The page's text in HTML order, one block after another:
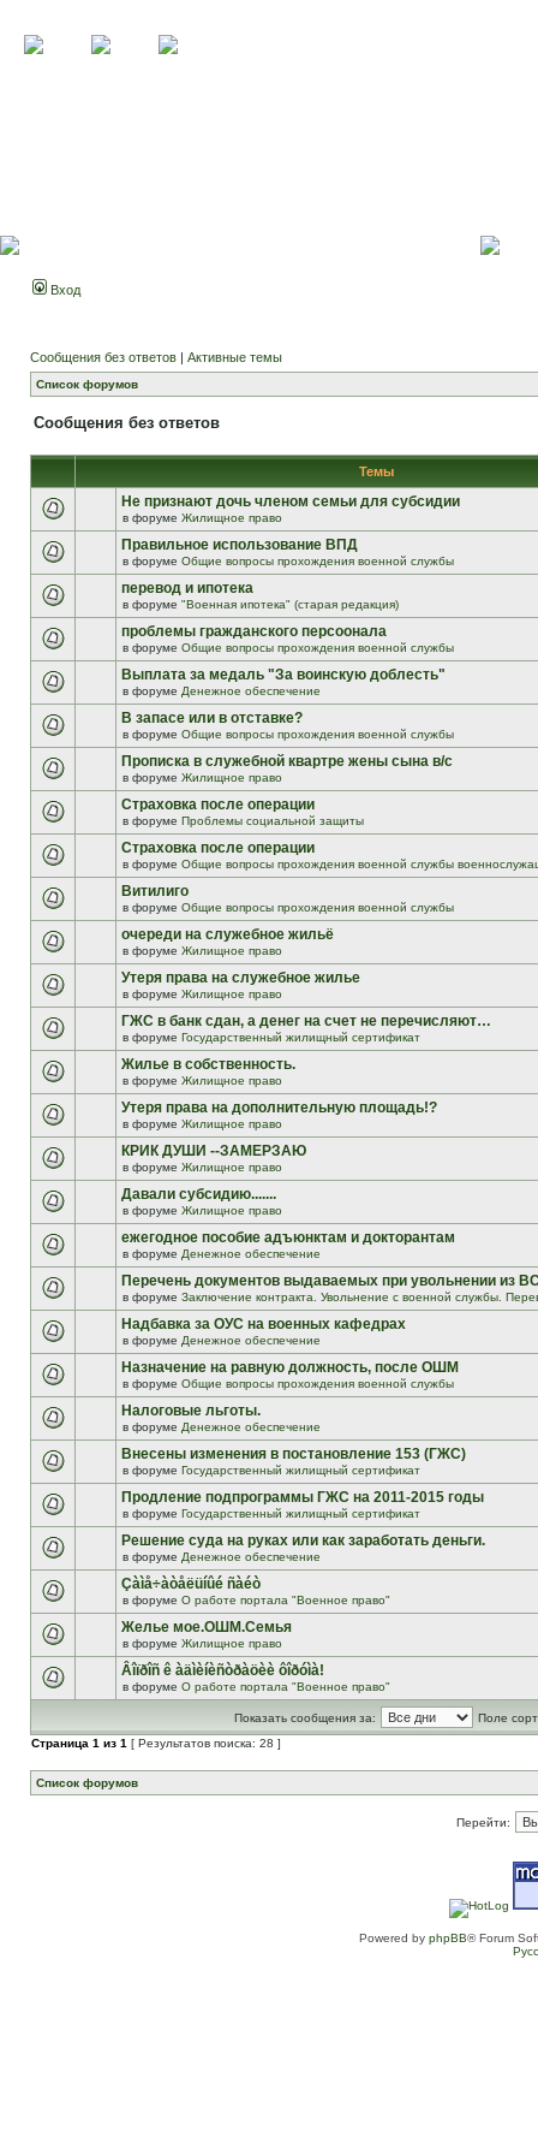
Вход
Сообщения без ответов | Активные темы
Список форумов
Сообщения без ответов
Темы
Не признают дочь членом семьи для субсидии
в форуме Жилищное право
Правильное использование ВПД
в форуме Общие вопросы прохождения военной службы
перевод и ипотека
в форуме "Военная ипотека" (старая редакция)
проблемы гражданского персоонала
в форуме Общие вопросы прохождения военной службы
Выплата за медаль "За воинскую доблесть"
в форуме Денежное обеспечение
В запасе или в отставке?
в форуме Общие вопросы прохождения военной службы
Прописка в служебной квартре жены сына в/с
в форуме Жилищное право
Страховка после операции
в форуме Проблемы социальной защиты
Страховка после операции
в форуме Общие вопросы прохождения военной службы
Витилиго
в форуме Общие вопросы прохождения военной службы
очереди на служебное жильё
в форуме Жилищное право
Утеря права на служебное жилье
в форуме Жилищное право
ГЖС в банк сдан, а денег на счет не перечисляют…
в форуме Государственный жилищный сертификат
Жилье в собственность.
в форуме Жилищное право
Утеря права на дополнительную площадь!?
в форуме Жилищное право
КРИК ДУШИ --ЗАМЕРЗАЮ
в форуме Жилищное право
Давали субсидию.......
в форуме Жилищное право
ежегодное пособие адъюнктам и докторантам
в форуме Денежное обеспечение
Перечень документов выдаваемых при увольнении из
в форуме Заключение контракта. Увольнение с военной службы.
Надбавка за ОУС на военных кафедрах
в форуме Денежное обеспечение
Назначение на равную должность, после ОШМ
в форуме Общие вопросы прохождения военной службы
Налоговые льготы.
в форуме Денежное обеспечение
Внесены изменения в постановление 153 (ГЖС)
в форуме Государственный жилищный сертификат
Продление подпрограммы ГЖС на 2011-2015 годы
в форуме Государственный жилищный сертификат
Решение суда на руках или как заработать деньги.
в форуме Денежное обеспечение
Çàìå÷àòåëüíûé ñàéò
в форуме О работе портала "Военное право"
Желье мое.ОШМ.Семья
в форуме Жилищное право
Âîïðîñ ê àäìèíèñòðàöèè ôîðóìà!
в форуме О работе портала "Военное право"
Показать сообщения за:
Поле
Страница 1 из 1 [ Результатов поиска: 28 ]
Список форумов
Перейти:
Powered by phpBB® Forum